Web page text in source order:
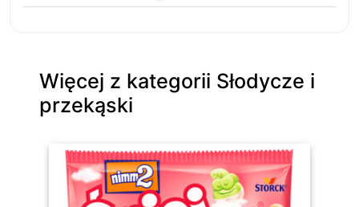
Więcej z kategorii Słodycze i
przekąski